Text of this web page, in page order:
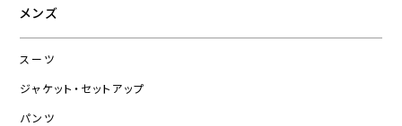
メンズ
スーツ
ジャケット・セットアップ
パンツ